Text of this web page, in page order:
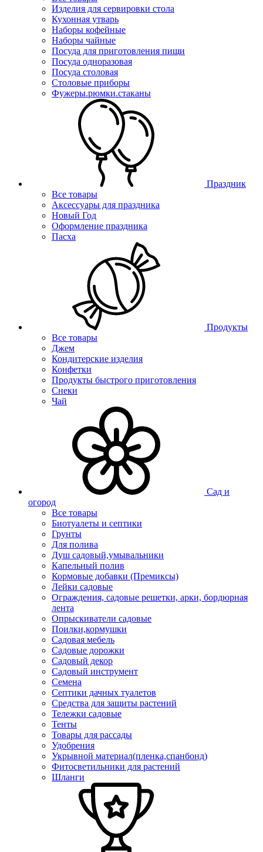
Изделия для сервировки стола
Кухонная утварь
Наборы кофейные
Наборы чайные
Посуда для приготовления пищи
Посуда одноразовая
Посуда столовая
Столовые приборы
Фужеры.рюмки.стаканы
Праздник
Все товары
Аксессуары для праздника
Новый Год
Оформление праздника
Пасха
Продукты
Все товары
Джем
Кондитерские изделия
Конфетки
Продукты быстрого приготовления
Снеки
Чай
Сад и
огород
Все товары
Биотуалеты и септики
Грунты
Для полива
Душ садовый,умывальники
Капельный полив
Кормовые добавки (Премиксы)
Лейки садовые
Ограждения, садовые решетки, арки, бордюрная
лента
Опрыскиватели садовые
Поилки,кормушки
Садовая мебель
Садовые дорожки
Садовый декор
Садовый инструмент
Семена
Септики дачных туалетов
Средства для защиты растений
Тележки садовые
Тенты
Товары для рассады
Удобрения
Укрывной материал(пленка,спанбонд)
Фитосветильники для растений
Шланги